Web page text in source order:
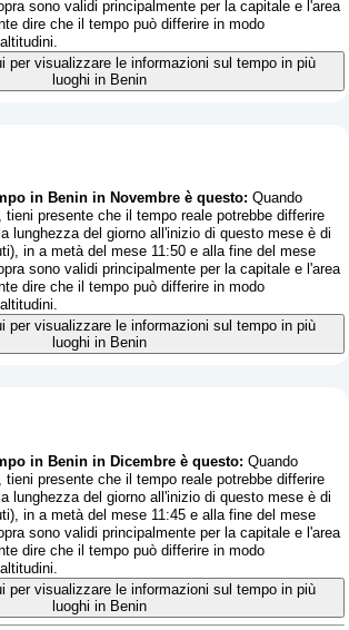
sono validi principalmente per la capitale e l'area
dire che il tempo può differire in modo
per visualizzare le informazioni sul tempo in più
luoghi in Benin
in Benin in Novembre è questo: Quando
presente che il tempo reale potrebbe differire
lunghezza del giorno all'inizio di questo mese è di
in a metà del mese 11:50 e alla fine del mese
sono validi principalmente per la capitale e l'area
dire che il tempo può differire in modo
per visualizzare le informazioni sul tempo in più
luoghi in Benin
in Benin in Dicembre è questo: Quando
presente che il tempo reale potrebbe differire
lunghezza del giorno all'inizio di questo mese è di
in a metà del mese 11:45 e alla fine del mese
sono validi principalmente per la capitale e l'area
dire che il tempo può differire in modo
per visualizzare le informazioni sul tempo in più
luoghi in Benin